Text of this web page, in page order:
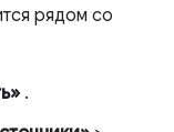
рядом со
.